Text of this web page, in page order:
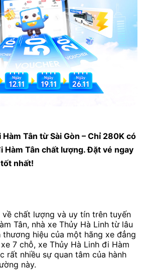
Tân từ Sài Gòn – Chỉ 280K có
Hàm Tân chất lượng. Đặt vé ngay
nhất!
về chất lượng và uy tín trên tuyến
Tân, nhà xe Thủy Hà Linh từ lâu
hiệu của một hãng xe đẳng
7 chỗ, xe Thủy Hà Linh đi Hàm
rất nhiều sự quan tâm của hành
này.